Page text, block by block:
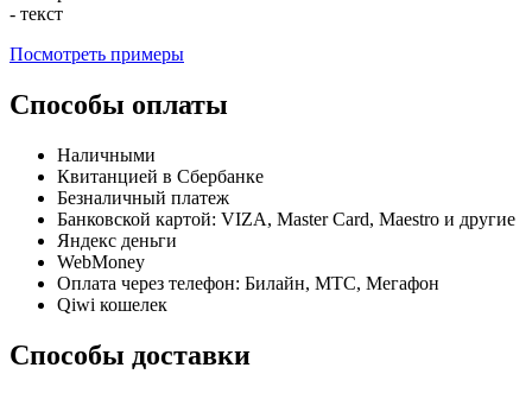
- текст
Посмотреть примеры
Способы оплаты
Наличными
Квитанцией в Сбербанке
Безналичный платеж
Банковской картой: VIZA, Master Card, Maestro и другие
Яндекс деньги
WebMoney
Оплата через телефон: Билайн, МТС, Мегафон
Qiwi кошелек
Способы доставки